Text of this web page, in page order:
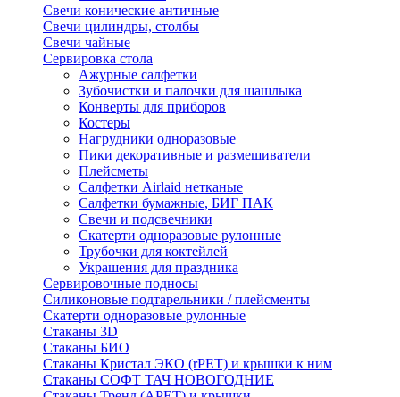
Свечи конические античные
Свечи цилиндры, столбы
Свечи чайные
Сервировка стола
Ажурные салфетки
Зубочистки и палочки для шашлыка
Конверты для приборов
Костеры
Нагрудники одноразовые
Пики декоративные и размешиватели
Плейсметы
Салфетки Airlaid нетканые
Салфетки бумажные, БИГ ПАК
Свечи и подсвечники
Скатерти одноразовые рулонные
Трубочки для коктейлей
Украшения для праздника
Сервировочные подносы
Силиконовые подтарельники / плейсменты
Скатерти одноразовые рулонные
Стаканы 3D
Стаканы БИО
Стаканы Кристал ЭКО (rPET) и крышки к ним
Стаканы СОФТ ТАЧ НОВОГОДНИЕ